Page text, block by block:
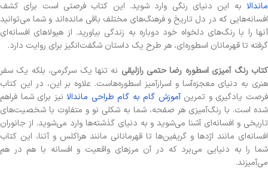
ماندالا به این دنیای رنگی وارد شوید. این کتاب فرصتی است برای کشف
افسانه‌هایی که در دل تاریخ و فرهنگ‌های مختلف باقی مانده‌اند و شما می‌توانید
آنها را با رنگ‌های دلخواه خود دوباره به زندگی بیاورید. از هیولاهای افسانه‌ای
گرفته تا قهرمانان اسطوره‌ای، هر طرح یک داستان شگفت‌انگیز برای روایت دارد.
کتاب رنگ آمیزی اسطوره رضا حتمی رازلیقی نه تنها یک سرگرمی، بلکه یک سفر
هنری به دنیای معجزه‌آسا و اسرارآمیز اسطوره‌هاست. علاوه بر این، در این کتاب
فرصت یادگیری و تمرینآموزش گام به گام طراحی ماندالا نیز برای شما فراهم
شده است. با رنگ‌آمیزی هر صفحه، شما به شکلی نو و متفاوت با شخصیت‌های
تاریخی و افسانه‌ای آشنا می‌شوید و به دنیای گذشته‌ها وارد می‌شوید. از جانوران
افسانه‌ای مانند اژدها و گریفین‌ها تا قهرمانانی مانند هراکلس و آتنا، این کتاب
شما را به دنیایی می‌برد که در آن مرزهای واقعیت و افسانه با هم در هم
می‌آمیزند.